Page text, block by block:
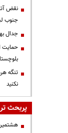
نقض
جنوب
جدال
حمایت
تنگه
نکنید
پربحث